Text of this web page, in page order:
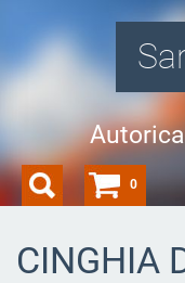
CINGHIA
0